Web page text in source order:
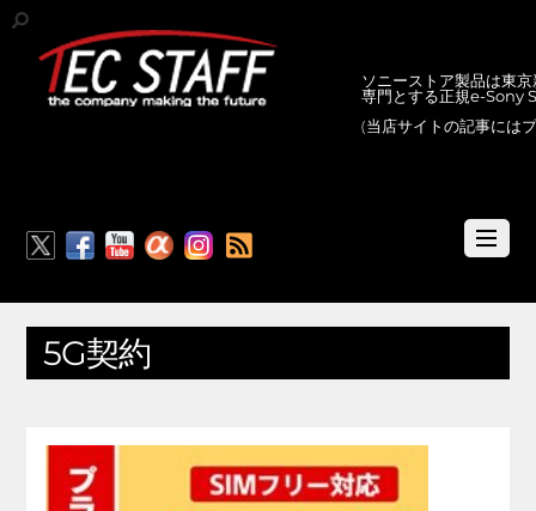
ソニーストア製品は東
専門とする正規e-Sony
(当店サイトの記事には
5G契約